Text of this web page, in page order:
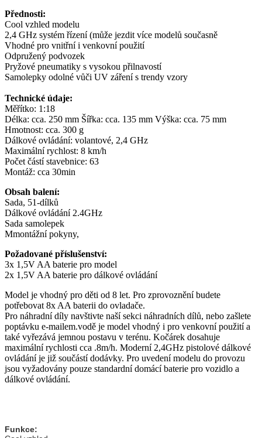
Přednosti:
Cool vzhled modelu
2,4 GHz systém řízení (může jezdit více modelů současně
Vhodné pro vnitřní i venkovní použití
Odpružený podvozek
Pryžové pneumatiky s vysokou přilnavostí
Samolepky odolné vůči UV záření s trendy vzory
Technické údaje:
Měřítko: 1:18
Délka: cca. 250 mm Šířka: cca. 135 mm Výška: cca. 75 mm
Hmotnost: cca. 300 g
Dálkové ovládání: volantové, 2,4 GHz
Maximální rychlost: 8 km/h
Počet částí stavebnice: 63
Montáž: cca 30min
Obsah balení:
Sada, 51-dílků
Dálkové ovládání 2.4GHz
Sada samolepek
Mmontážní pokyny,
Požadované příslušenství:
3x 1,5V AA baterie pro model
2x 1,5V AA baterie pro dálkové ovládání
Model je vhodný pro děti od 8 let. Pro zprovoznění budete
potřebovat 8x AA baterii do ovladače.
Pro náhradní díly navštivte naší sekci náhradních dílů, nebo zašlete
poptávku e-mailem.vodě je model vhodný i pro venkovní použití a
také vyřezává jemnou postavu v terénu. Kočárek dosahuje
maximální rychlosti cca .8m/h. Moderní 2,4GHz pistolové dálkové
ovládání je již součástí dodávky. Pro uvedení modelu do provozu
jsou vyžadovány pouze standardní domácí baterie pro vozidlo a
dálkové ovládání.
Funkce: